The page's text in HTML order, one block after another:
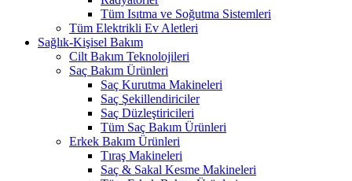
Tüm Isıtma ve Soğutma Sistemleri
Tüm Elektrikli Ev Aletleri
Sağlık-Kişisel Bakım
Cilt Bakım Teknolojileri
Saç Bakım Ürünleri
Saç Kurutma Makineleri
Saç Şekillendiriciler
Saç Düzleştiricileri
Tüm Saç Bakım Ürünleri
Erkek Bakım Ürünleri
Tıraş Makineleri
Saç & Sakal Kesme Makineleri